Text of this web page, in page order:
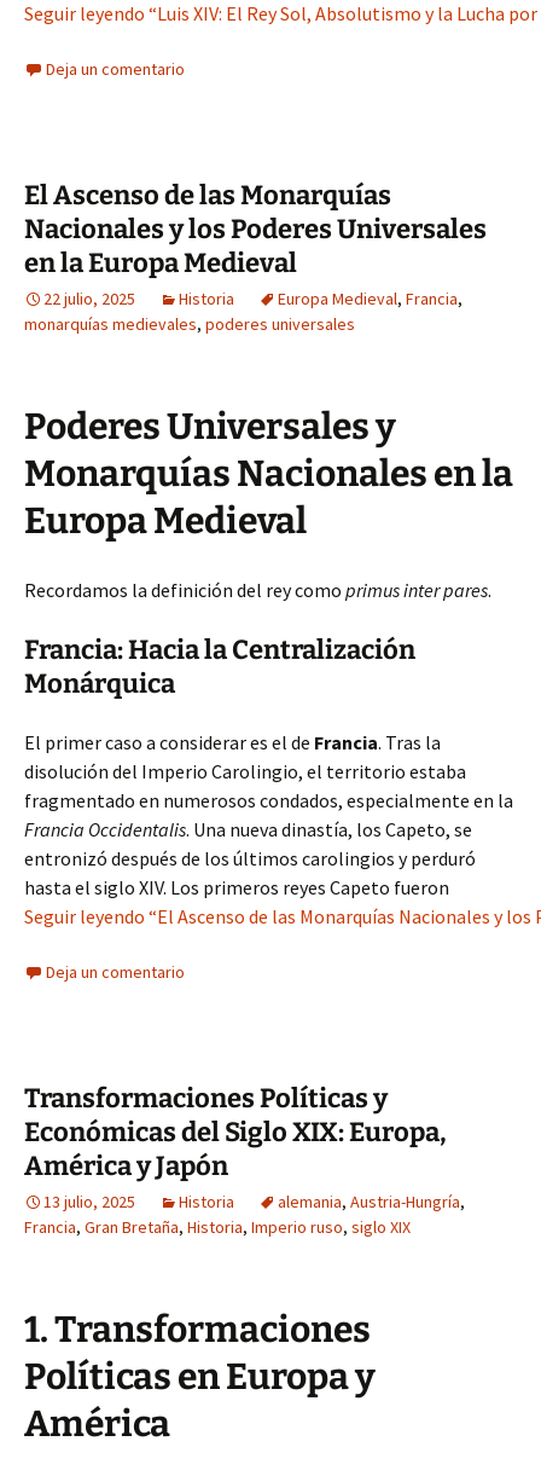
Seguir leyendo “Luis XIV: El Rey Sol, Absolutismo y la Lucha
Deja un comentario
El Ascenso de las Monarquías
Nacionales y los Poderes Universales
en la Europa Medieval
22 julio, 2025 Historia Europa Medieval, Francia,
monarquías medievales, poderes universales
Poderes Universales y
Monarquías Nacionales en la
Europa Medieval
Recordamos la definición del rey como primus inter pares.
Francia: Hacia la Centralización
Monárquica
El primer caso a considerar es el de Francia. Tras la
disolución del Imperio Carolingio, el territorio estaba
fragmentado en numerosos condados, especialmente en la
Francia Occidentalis. Una nueva dinastía, los Capeto, se
entronizó después de los últimos carolingios y perduró
hasta el siglo XIV. Los primeros reyes Capeto fueron
Seguir leyendo “El Ascenso de las Monarquías Nacionales y
Deja un comentario
Transformaciones Políticas y
Económicas del Siglo XIX: Europa,
América y Japón
13 julio, 2025 Historia alemania, Austria-Hungría,
Francia, Gran Bretaña, Historia, Imperio ruso, siglo XIX
1. Transformaciones
Políticas en Europa y
América